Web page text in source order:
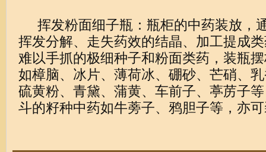
挥发粉面细子瓶：瓶柜的中药装放，
挥发分解、走失药效的结晶、加工提成
难以手抓的极细种子和粉面类药，装瓶
如樟脑、冰片、薄荷冰、硼砂、芒硝、
硫黄粉、青黛、蒲黄、车前子、葶苈子
斗的籽种中药如牛蒡子、鸦胆子等，亦